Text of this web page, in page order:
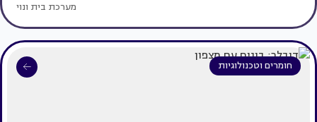
מערכת בית ונוי
חומרים וטכנולוגיות